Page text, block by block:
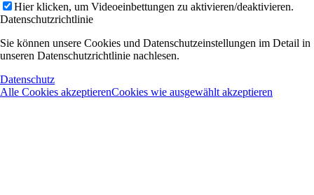
Hier klicken, um Videoeinbettungen zu aktivieren/deaktivieren.
Datenschutzrichtlinie
Sie können unsere Cookies und Datenschutzeinstellungen im Detail in
unseren Datenschutzrichtlinie nachlesen.
Datenschutz
Alle Cookies akzeptierenCookies wie ausgewählt akzeptieren